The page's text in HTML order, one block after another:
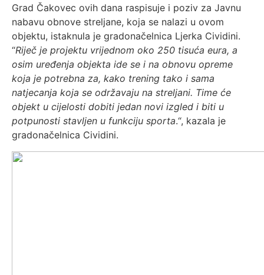
Grad Čakovec ovih dana raspisuje i poziv za Javnu
nabavu obnove streljane, koja se nalazi u ovom
objektu, istaknula je gradonačelnica Ljerka Cividini.
“Riječ je projektu vrijednom oko 250 tisuća eura, a
osim uređenja objekta ide se i na obnovu opreme
koja je potrebna za, kako trening tako i sama
natjecanja koja se održavaju na streljani. Time će
objekt u cijelosti dobiti jedan novi izgled i biti u
potpunosti stavljen u funkciju sporta.“, kazala je
gradonačelnica Cividini.